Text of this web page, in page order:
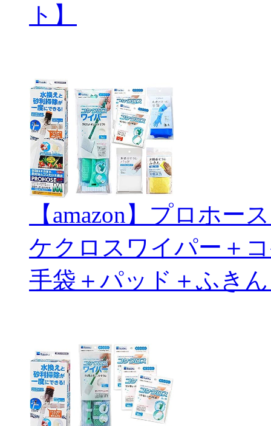
ト】
【amazon】プロホ
ケクロスワイパー＋
手袋＋パッド＋ふき